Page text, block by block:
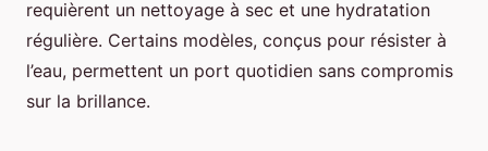
requièrent un nettoyage à sec et une hydratation
régulière. Certains modèles, conçus pour résister à
l’eau, permettent un port quotidien sans compromis
sur la brillance.